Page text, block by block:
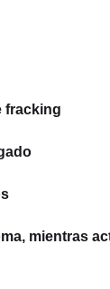
fracking
mientras